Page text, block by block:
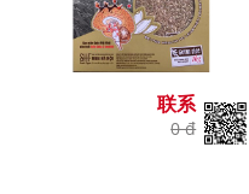
联系
0 đ